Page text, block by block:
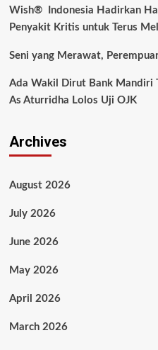
Wish® Indonesia Hadirkan
Penyakit Kritis untuk Terus
Seni yang Merawat,
Ada Wakil Dirut Bank Mandiri
As Aturridha Lolos Uji OJK
Archives
August 2026
July 2026
June 2026
May 2026
April 2026
March 2026